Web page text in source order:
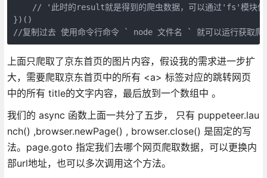
// '此时的result就是得到的爬虫数据，可以通过'fs'模块
})()
//复制过去 使用命令行命令 ` node 文件名 ` 就可以运行获取爬
上面只爬取了京东首页的图片内容，假设我的需求进一步扩
大，需要爬取京东首页中的所有 <a> 标签对应的跳转网页
中的所有 title的文字内容，最后放到一个数组中 。
我们的 async 函数上面一共分了五步， 只有 puppeteer.lau
nch() ,browser.newPage() , browser.close() 是固定的写
法。page.goto 指定我们去哪个网页爬取数据，可以更换内
部url地址，也可以多次调用这个方法。